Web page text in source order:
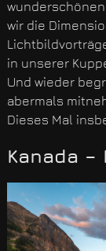
wir die
in unserer
Und wieder
abermals
Dieses Mal
Kanada –